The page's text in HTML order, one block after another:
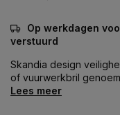
Op werkdagen
verstuurd
Skandia design
of vuurwerkbril
Lees meer